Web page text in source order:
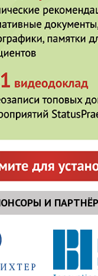
края
Борисовна, докт.
и гине-
института
народов, ведущий
женского
, докт. мед.
по
края, зав.
Александровна
специалист по
гинекологической
края, зав.
ИПО КрасГМУ
И